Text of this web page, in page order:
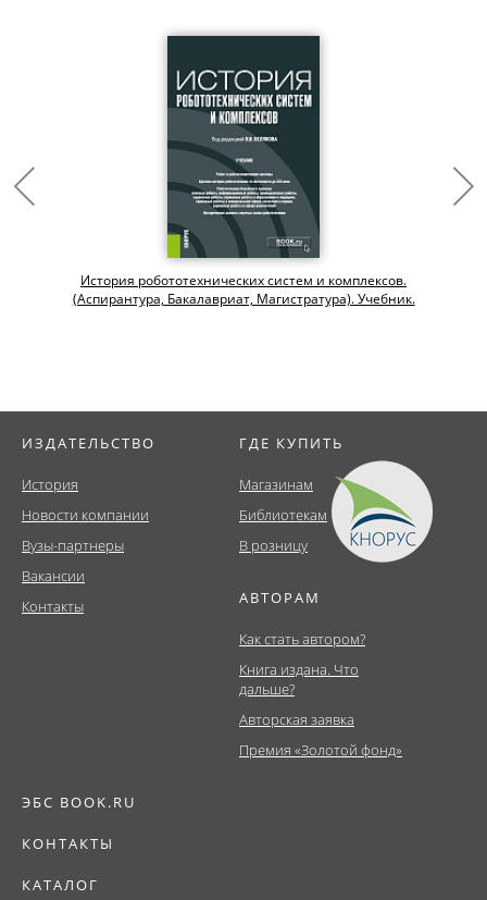
История робототехнических систем и комплексов.
(Аспирантура, Бакалавриат, Магистратура). Учебник.
ИЗДАТЕЛЬСТВО
История
Новости компании
Вузы-партнеры
Вакансии
Контакты
ГДЕ КУПИТЬ
Магазинам
Библиотекам
В розницу
АВТОРАМ
Как стать автором?
Книга издана. Что
дальше?
Авторская заявка
Премия «Золотой фонд»
ЭБС BOOK.RU
КОНТАКТЫ
КАТАЛОГ